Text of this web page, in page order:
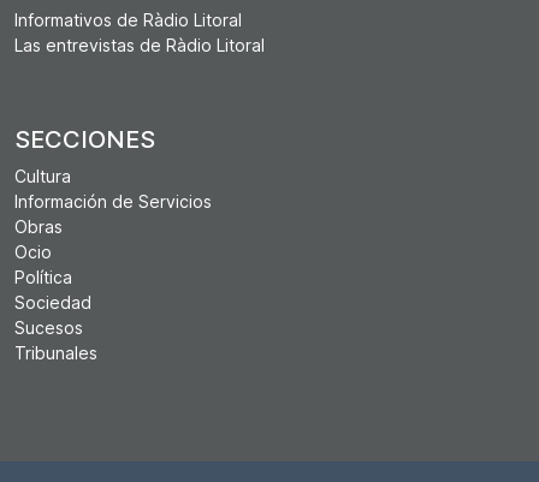
Informativos de Ràdio Litoral
Las entrevistas de Ràdio Litoral
SECCIONES
Cultura
Información de Servicios
Obras
Ocio
Política
Sociedad
Sucesos
Tribunales